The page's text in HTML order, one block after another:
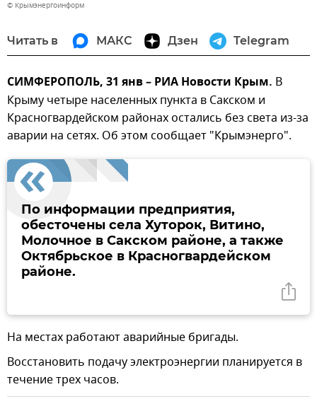
© Крымэнергоинформ
Читать в МАКС Дзен Telegram
СИМФЕРОПОЛЬ, 31 янв – РИА Новости Крым. В
Крыму четыре населенных пункта в Сакском и
Красногвардейском районах остались без света из-за
аварии на сетях. Об этом сообщает "Крымэнерго".
По информации предприятия,
обесточены села Хуторок, Витино,
Молочное в Сакском районе, а также
Октябрьское в Красногвардейском
районе.
На местах работают аварийные бригады.
Восстановить подачу электроэнергии планируется в
течение трех часов.